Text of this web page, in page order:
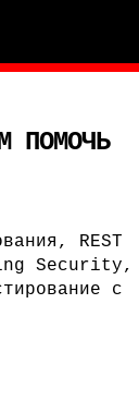
ПОМОЧЬ
REST
Security,
с